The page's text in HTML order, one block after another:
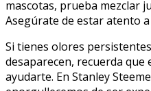
mascotas, prueba mezclar
Asegúrate de estar atento
Si tienes olores
desaparecen, recuerda que
ayudarte. En Stanley